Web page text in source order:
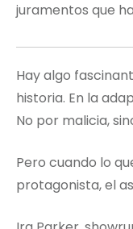
juramentos que
Hay algo
historia. En la
No por malicia,
Pero cuando lo
protagonista, el